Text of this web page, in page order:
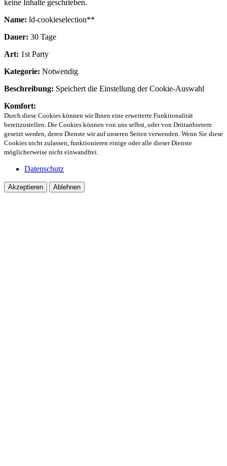
keine Inhalte geschrieben.
Name: ld-cookieselection**
Dauer: 30 Tage
Art: 1st Party
Kategorie: Notwendig
Beschreibung: Speichert die Einstellung der Cookie-Auswahl
Komfort:
Durch diese Cookies können wir Ihnen eine erweiterte Funktionalität
bereitzustellen. Die Cookies können von uns selbst, oder von Drittanbietern
gesetzt werden, deren Dienste wir auf unseren Seiten verwenden. Wenn Sie diese
Cookies nicht zulassen, funktionieren einige oder alle dieser Dienste
möglicherweise nicht einwandfrei.
Datenschutz
Akzeptieren Ablehnen